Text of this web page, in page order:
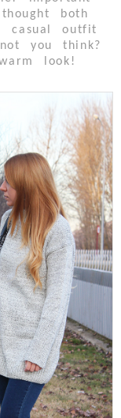
both
casual outfit
you think?
look!